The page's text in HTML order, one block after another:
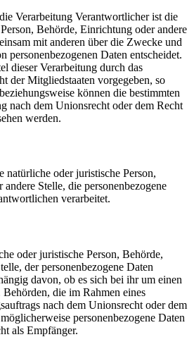
Verarbeitung Verantwortlicher ist die
Behörde, Einrichtung oder andere
mit anderen über die Zwecke und
personenbezogenen Daten entscheidet.
dieser Verarbeitung durch das
der Mitgliedstaaten vorgegeben, so
können die bestimmten
nach dem Unionsrecht oder dem Recht
werden.
natürliche oder juristische Person,
Stelle, die personenbezogene
verarbeitet.
oder juristische Person, Behörde,
der personenbezogene Daten
davon, ob es sich bei ihr um einen
die im Rahmen eines
nach dem Unionsrecht oder dem
personenbezogene Daten
als Empfänger.